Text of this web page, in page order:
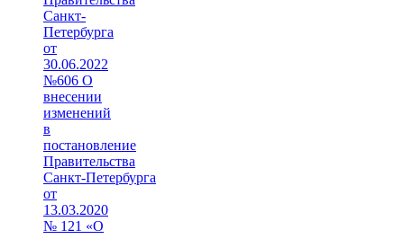
Санкт-
Петербурга
от
30.06.2022
№606 О
внесении
изменений
в
постановление
Правительства
Санкт‑Петербурга
от
13.03.2020
№ 121 «О